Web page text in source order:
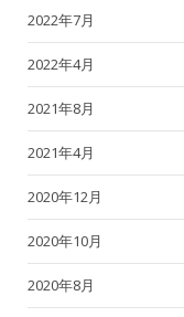
2022年7月
2022年4月
2021年8月
2021年4月
2020年12月
2020年10月
2020年8月